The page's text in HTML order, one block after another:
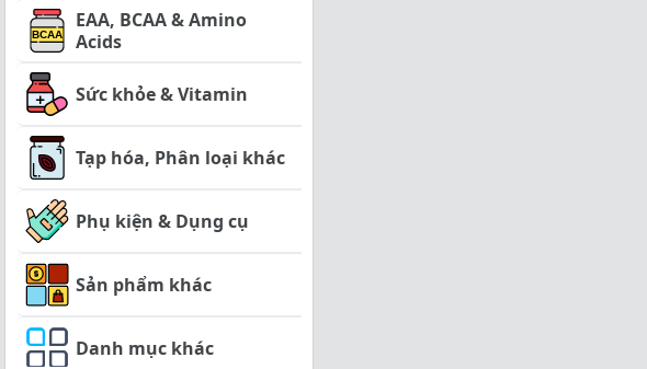
EAA, BCAA & Amino
Acids
Sức khỏe & Vitamin
Tạp hóa, Phân loại khác
Phụ kiện & Dụng cụ
Sản phẩm khác
Danh mục khác